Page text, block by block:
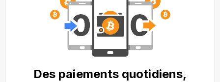
Des paiements quotidiens,